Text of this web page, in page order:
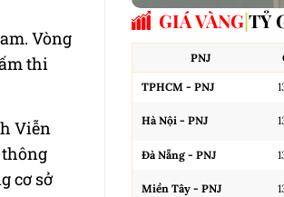
Vòng
thi
Viễn
cơ sở
GIÁ VÀNG TỶ
PNJ
TPHCM - PNJ
Hà Nội - PNJ
Đà Nẵng - PNJ
Miền Tây - PNJ